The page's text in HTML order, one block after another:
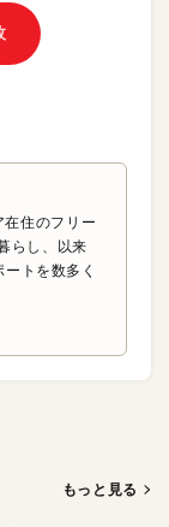
住のフリー
らし、以来
トを数多く
もっと見る